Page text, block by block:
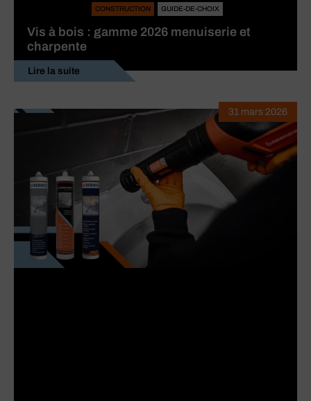
CONSTRUCTION GUIDE-DE-CHOIX
Vis à bois : gamme 2026 menuiserie et
charpente
Lire la suite
31 mars 2026